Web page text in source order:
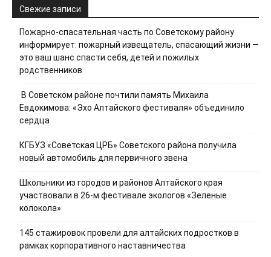
Свежие записи
Пожарно-спасательная часть по Советскому району
информирует: пожарный извещатель, спасающий жизни —
это ваш шанс спасти себя, детей и пожилых
родственников
В Советском районе почтили память Михаила
Евдокимова: «Эхо Алтайского фестиваля» объединило
сердца
КГБУЗ «Советская ЦРБ» Советского района получила
новый автомобиль для первичного звена
Школьники из городов и районов Алтайского края
участвовали в 26-м фестивале экологов «Зеленые
колокола»
145 стажировок провели для алтайских подростков в
рамках корпоративного наставничества